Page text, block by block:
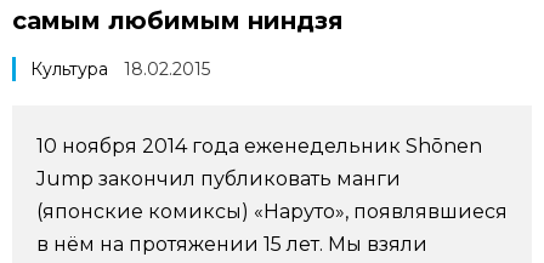
Путеводитель по Японии
Разделы
Люди
Популярные статьи
самым любимым ниндзя
Культура 18.02.2015
10 ноября 2014 года еженедельник Shōnen
Jump закончил публиковать манги
(японские комиксы) «Наруто», появлявшиеся
в нём на протяжении 15 лет. Мы взяли